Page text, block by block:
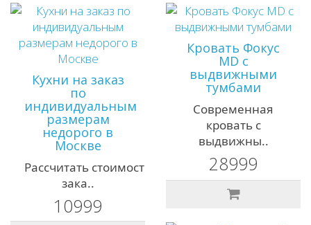
Кухни на заказ
по
индивидуальным
размерам
недорого в
Москве
Рассчитать стоимость
зака..
10999
Кровать Фокус
MD с
выдвижными
тумбами
Современная
кровать с
выдвижны..
28999